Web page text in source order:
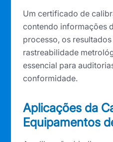
Um certificado de
contendo informações
processo, os
rastreabilidade
essencial para
conformidade.
Aplicações da
Equipamentos